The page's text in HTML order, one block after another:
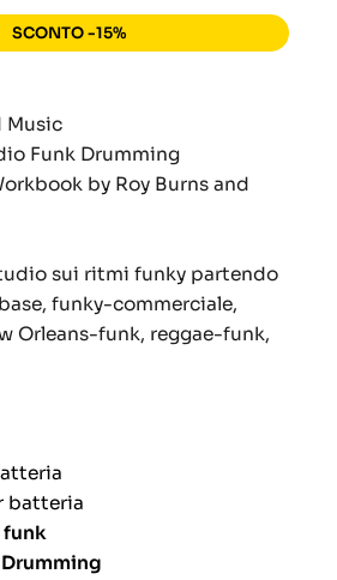
SCONTO -15%
Music
Funk Drumming
by Roy Burns and
sui ritmi funky partendo
funky-commerciale,
Orleans-funk, reggae-funk,
batteria
funk